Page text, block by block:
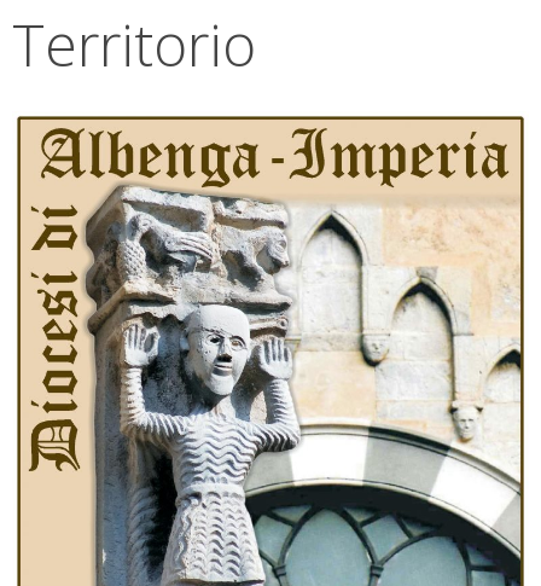
Territorio